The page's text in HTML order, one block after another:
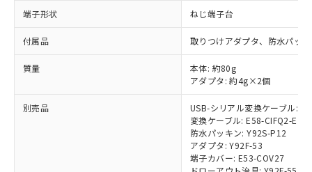
端子形状 ねじ端子台
付属品 取りつけアダプタ、防水パッ
質量
本体: 約80g
アダプタ: 約4g×2個
別売品
USB-シリアル変換ケーブル:
変換ケーブル: E58-CIFQ2-E
防水パッキン: Y92S-P12
アダプタ: Y92F-53
端子カバー: E53-COV27
事前の承諾なく第三者に漏洩または開
示しないようお願いします。
マイパーツ機能（部品リスト作成サー
メンバーズにご登録されている必要が
お客様が当ウェブサイト上で当社にご
登録された部品リストについて、当社
および当社の共同利用者が、当社の製
品・サービスに関するお客様との取
引・商談に必要な範囲で利用すること
※2 対応予定月
部品在庫の切り替え状況などにより、予定
月が前後することがあります。
※3 非含有証明書ダウンロード
下記の非含有証明書をダウンロードするこ
「ｅ」：有害物質（10物質）のすべてが基
準値以下であることを示します。
「10」：通常の使用状況下において有害物
質が外部に漏えいし、環境に深刻な影響を
及ぼさない年数を意味します。
「－」：未確認です。当社販売部門へお問
場合は、上記1、2および3の内容を当
該第三者に通知します。また当社は、
販売先および販売に係わる関係者が違
法に輸出するおそれがある場合は、取
り引きをいたしません。
キャンセル
受注生産機種、また在庫状況の
情報を公開していない機種